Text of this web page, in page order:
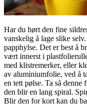
Har du hørt den fine
vanskelig å lage slike
papphylse. Det er best å
vært innerst i
med klistremerker, eller
av aluminiumfolie, ved å
en tett pølse. Ta så
den blir en lang spiral.
Blir den for kort kan du